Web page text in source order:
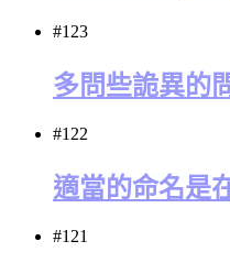
#123
多問些詭異的
#122
適當的命名是
#121